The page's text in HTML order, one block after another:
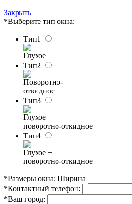
Закрыть
*Выберите тип окна:
Тип1
Глухое
Тип2
Поворотно-
откидное
Тип3
Глухое +
поворотно-откидное
Тип4
Глухое +
поворотно-откидное
*Размеры окна: Ширина
*Контактный телефон:
*Ваш город: